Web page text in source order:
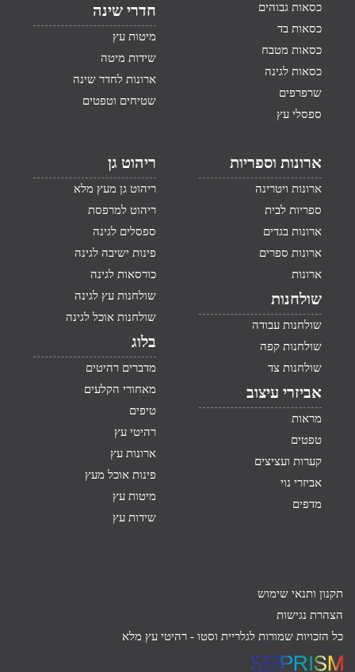
כסאות גבוהים
כסאות בד
כסאות מטבח
כסאות לגינה
שרפרפים
ספסלי עץ
חדרי שינה
מיטות עץ
שידות מיטה
ארונות לחדר שינה
שטיחים וטפטים
ארונות וספריות
ארונות ויטרינה
ספריות לבית
ארונות בגדים
ארונות ספרים
ארונות
שולחנות
שולחנות עבודה
שולחנות קפה
שולחנות צד
אביזרי עיצוב
מראות
טפטים
קערות ועציצים
אביזרי נוי
מדפים
ריהוט גן
ריהוט גן מעץ מלא
ריהוט למרפסת
ספסלים לגינה
פינות ישיבה לגינה
כורסאות לגינה
שולחנות עץ לגינה
שולחנות אוכל לגינה
בלוג
מדברים רהיטים
מאחורי הקלעים
טיפים
רהיטי עץ
ארונות עץ
פינות אוכל מעץ
מיטות עץ
שידות עץ
תקנון ותנאי שימוש
הצהרת נגישות
כל הזכויות שמורות לגלריית וסטו - רהיטי עץ מלא